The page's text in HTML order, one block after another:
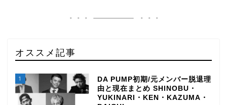
オススメ記事
1
DA PUMP初期/元メンバー脱退理
由と現在まとめ SHINOBU・
YUKINARI・KEN・KAZUMA・
ラジオ